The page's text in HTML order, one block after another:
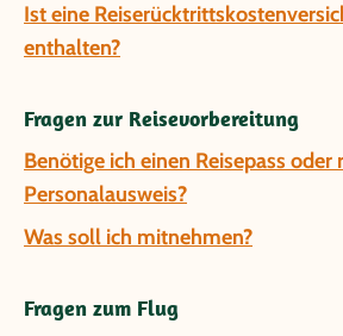
Ist eine
enthalten?
Fragen zur Reisevorbereitung
Benötige ich einen Reisepass oder
Personalausweis?
Was soll ich mitnehmen?
Fragen zum Flug